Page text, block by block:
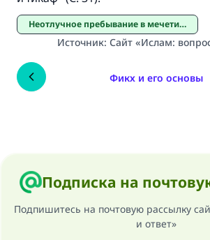
Неотлучное пребывание в мечети /итикяф/
Источник: Сайт «Ислам:
Фикх и его основы
Подписка на
Подпишитесь на почтовую рассылку
и ответ»